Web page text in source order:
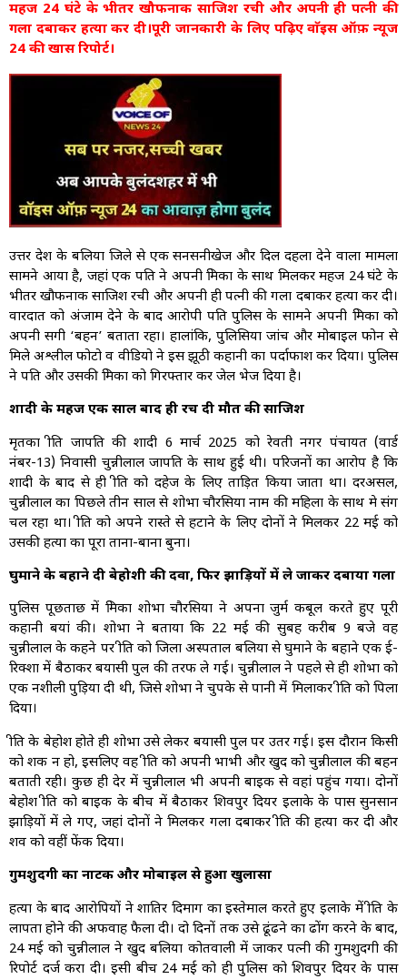
महज 24 घंटे के भीतर खौफनाक साजिश रची और अपनी ही पत्नी की
गला दबाकर हत्या कर दी।पूरी जानकारी के लिए पढ़िए वाॅइस ऑफ़ न्यूज
24 की खास रिपोर्ट।
उत्तर प्रदेश के बलिया जिले से एक सनसनीखेज और दिल दहला देने वाला मामला
सामने आया है, जहां एक पति ने अपनी प्रेमिका के साथ मिलकर महज 24 घंटे के
भीतर खौफनाक साजिश रची और अपनी ही पत्नी की गला दबाकर हत्या कर दी।
वारदात को अंजाम देने के बाद आरोपी पति पुलिस के सामने अपनी प्रेमिका को
अपनी सगी ‘बहन’ बताता रहा। हालांकि, पुलिसिया जांच और मोबाइल फोन से
मिले अश्लील फोटो व वीडियो ने इस झूठी कहानी का पर्दाफाश कर दिया। पुलिस
ने पति और उसकी प्रेमिका को गिरफ्तार कर जेल भेज दिया है।
शादी के महज एक साल बाद ही रच दी मौत की साजिश
मृतका प्रीति प्रजापति की शादी 6 मार्च 2025 को रेवती नगर पंचायत (वार्ड
नंबर-13) निवासी चुन्नीलाल प्रजापति के साथ हुई थी। परिजनों का आरोप है कि
शादी के बाद से ही प्रीति को दहेज के लिए प्रताड़ित किया जाता था। दरअसल,
चुन्नीलाल का पिछले तीन साल से शोभा चौरसिया नाम की महिला के साथ प्रेम प्रसंग
चल रहा था। प्रीति को अपने रास्ते से हटाने के लिए दोनों ने मिलकर 22 मई को
उसकी हत्या का पूरा ताना-बाना बुना।
घुमाने के बहाने दी बेहोशी की दवा, फिर झाड़ियों में ले जाकर दबाया गला
पुलिस पूछताछ में प्रेमिका शोभा चौरसिया ने अपना जुर्म कबूल करते हुए पूरी
कहानी बयां की। शोभा ने बताया कि 22 मई की सुबह करीब 9 बजे वह
चुन्नीलाल के कहने पर प्रीति को जिला अस्पताल बलिया से घुमाने के बहाने एक ई-
रिक्शा में बैठाकर बयासी पुल की तरफ ले गई। चुन्नीलाल ने पहले से ही शोभा को
एक नशीली पुड़िया दी थी, जिसे शोभा ने चुपके से पानी में मिलाकर प्रीति को पिला
दिया।
प्रीति के बेहोश होते ही शोभा उसे लेकर बयासी पुल पर उतर गई। इस दौरान किसी
को शक न हो, इसलिए वह प्रीति को अपनी भाभी और खुद को चुन्नीलाल की बहन
बताती रही। कुछ ही देर में चुन्नीलाल भी अपनी बाइक से वहां पहुंच गया। दोनों
बेहोश प्रीति को बाइक के बीच में बैठाकर शिवपुर दियर इलाके के पास सुनसान
झाड़ियों में ले गए, जहां दोनों ने मिलकर गला दबाकर प्रीति की हत्या कर दी और
शव को वहीं फेंक दिया।
गुमशुदगी का नाटक और मोबाइल से हुआ खुलासा
हत्या के बाद आरोपियों ने शातिर दिमाग का इस्तेमाल करते हुए इलाके में प्रीति के
लापता होने की अफवाह फैला दी। दो दिनों तक उसे ढूंढने का ढोंग करने के बाद,
24 मई को चुन्नीलाल ने खुद बलिया कोतवाली में जाकर पत्नी की गुमशुदगी की
रिपोर्ट दर्ज करा दी। इसी बीच 24 मई को ही पुलिस को शिवपुर दियर के पास